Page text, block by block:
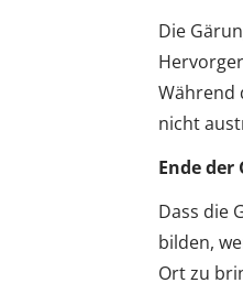
Die
Während
nicht
Ende der
Dass die
bilden,
Ort zu